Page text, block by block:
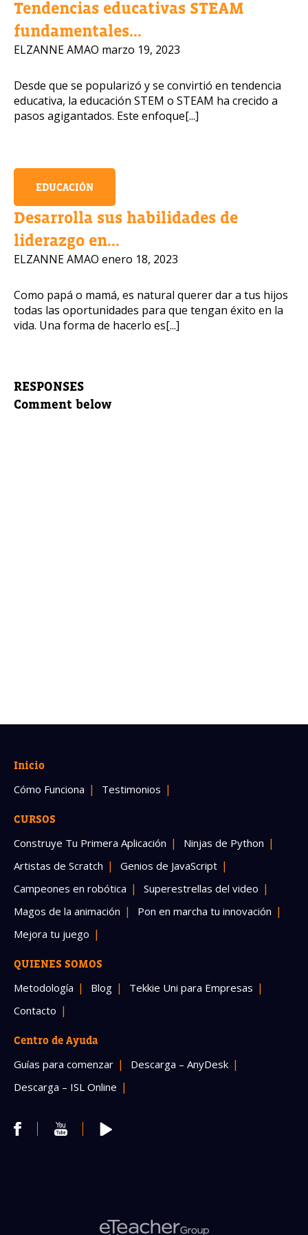
Tendencias educativas STEAM
fundamentales...
ELZANNE AMAO marzo 19, 2023
Desde que se popularizó y se convirtió en tendencia
educativa, la educación STEM o STEAM ha crecido a
pasos agigantados. Este enfoque[...]
EDUCACIÓN
Desarrolla sus habilidades de
liderazgo en...
ELZANNE AMAO enero 18, 2023
Como papá o mamá, es natural querer dar a tus hijos
todas las oportunidades para que tengan éxito en la
vida. Una forma de hacerlo es[...]
RESPONSES
Comment below
Inicio
Cómo Funciona Testimonios
CURSOS
Construye Tu Primera Aplicación
Ninjas de Python
Artistas de Scratch
Genios de JavaScript
Campeones en robótica
Superestrellas del video
Magos de la animación
Pon en marcha tu innovación
Mejora tu juego
QUIENES SOMOS
Metodología Blog
Tekkie Uni para Empresas
Contacto
Centro de Ayuda
Guías para comenzar
Descarga – AnyDesk
Descarga – ISL Online
Número de celular
Política de Privacidad